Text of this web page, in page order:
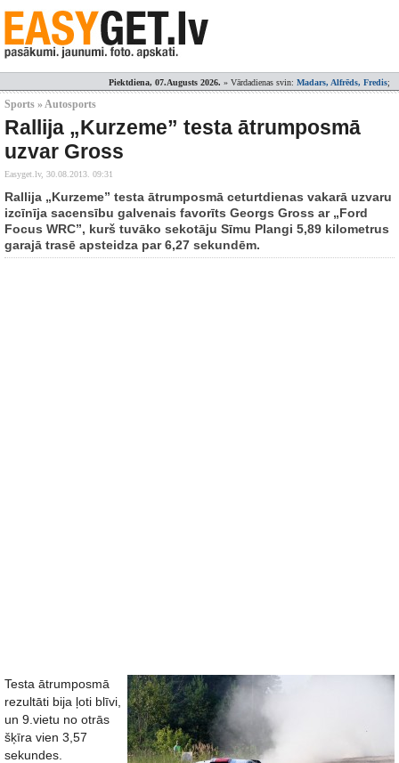
Piektdiena, 07.Augusts 2026. » Vārdadienas svin: Madars, Alfrēds, Fredis;
Sports » Autosports
Rallija „Kurzeme” testa ātrumposmā
uzvar Gross
Easyget.lv, 30.08.2013. 09:31
Rallija „Kurzeme” testa ātrumposmā ceturtdienas vakarā uzvaru
izcīnīja sacensību galvenais favorīts Georgs Gross ar „Ford
Focus WRC”, kurš tuvāko sekotāju Sīmu Plangi 5,89 kilometrus
garajā trasē apsteidza par 6,27 sekundēm.
Testa ātrumposmā
rezultāti bija ļoti blīvi,
un 9.vietu no otrās
šķīra vien 3,57
sekundes.